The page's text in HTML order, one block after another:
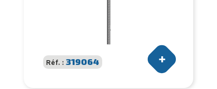
Réf. : 319064